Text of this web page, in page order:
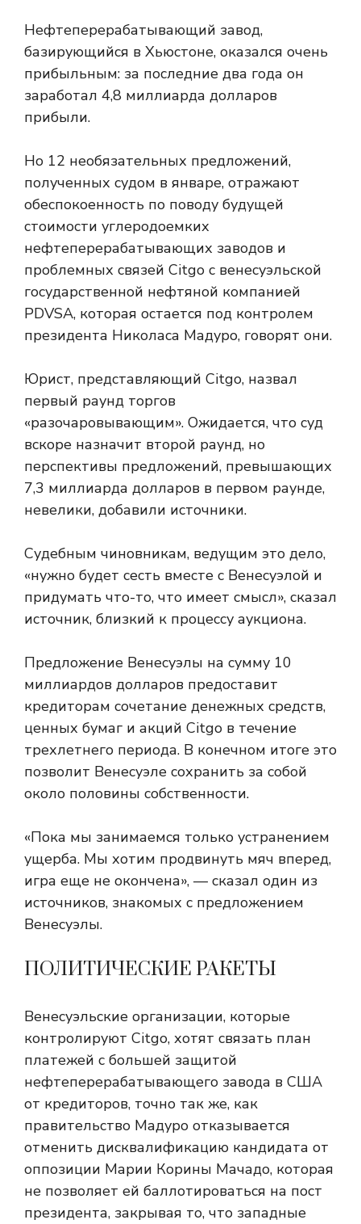
Нефтеперерабатывающий завод,
базирующийся в Хьюстоне, оказался очень
прибыльным: за последние два года он
заработал 4,8 миллиарда долларов
прибыли.
Но 12 необязательных предложений,
полученных судом в январе, отражают
обеспокоенность по поводу будущей
стоимости углеродоемких
нефтеперерабатывающих заводов и
проблемных связей Citgo с венесуэльской
государственной нефтяной компанией
PDVSA, которая остается под контролем
президента Николаса Мадуро, говорят они.
Юрист, представляющий Citgo, назвал
первый раунд торгов
«разочаровывающим». Ожидается, что суд
вскоре назначит второй раунд, но
перспективы предложений, превышающих
7,3 миллиарда долларов в первом раунде,
невелики, добавили источники.
Судебным чиновникам, ведущим это дело,
«нужно будет сесть вместе с Венесуэлой и
придумать что-то, что имеет смысл», сказал
источник, близкий к процессу аукциона.
Предложение Венесуэлы на сумму 10
миллиардов долларов предоставит
кредиторам сочетание денежных средств,
ценных бумаг и акций Citgo в течение
трехлетнего периода. В конечном итоге это
позволит Венесуэле сохранить за собой
около половины собственности.
«Пока мы занимаемся только устранением
ущерба. Мы хотим продвинуть мяч вперед,
игра еще не окончена», — сказал один из
источников, знакомых с предложением
Венесуэлы.
ПОЛИТИЧЕСКИЕ РАКЕТЫ
Венесуэльские организации, которые
контролируют Citgo, хотят связать план
платежей с большей защитой
нефтеперерабатывающего завода в США
от кредиторов, точно так же, как
правительство Мадуро отказывается
отменить дисквалификацию кандидата от
оппозиции Марии Корины Мачадо, которая
не позволяет ей баллотироваться на пост
президента, закрывая то, что западные